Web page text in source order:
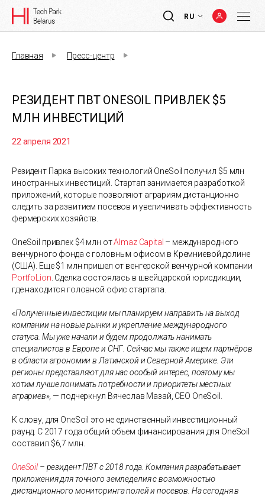
RU
Главная Пресс-центр
РЕЗИДЕНТ ПВТ ONESOIL ПРИВЛЕК $5
МЛН ИНВЕСТИЦИЙ
22 апреля 2021
Резидент Парка высоких технологий OneSoil получил $5 млн
иностранных инвеcтиций. Стартап занимается разработкой
приложений, которые позволяют аграриям дистанционно
следить за развитием посевов и увеличивать эффективность
фермерских хозяйств.
OneSoil привлек $4 млн отAlmaz Capital – международного
венчурного фонда с головным офисом в Кремниевой долине
(США). Еще $1 млн пришел от венгерской венчурной компании
PortfoLion . Сделка состоялась в швейцарской юрисдикции,
где находится головной офис стартапа.
«Полученные инвестиции мы планируем направить на выход
компании на новые рынки и укрепление международного
статуса. Мы уже начали и будем продолжать нанимать
специалистов в Европе и СНГ. Сейчас мы также ищем партнёров
в области агрономии в Латинской и Северной Америке. Эти
регионы представляют для нас особый интерес, поэтому мы
хотим лучше понимать потребности и приоритеты местных
аграриев», — подчеркнул Вячеслав Мазай, СЕО OneSoil.
К слову, для OneSoil это не единственный инвестиционный
раунд. С 2017 года общий объем финансирования для OneSoil
составил $6,7 млн.
OneSoil – резидент ПВТ с 2018 года. Компания разрабатывает
приложения для точного земледелия с возможностью
дистанционного мониторинга полей и посевов. На сегодня в